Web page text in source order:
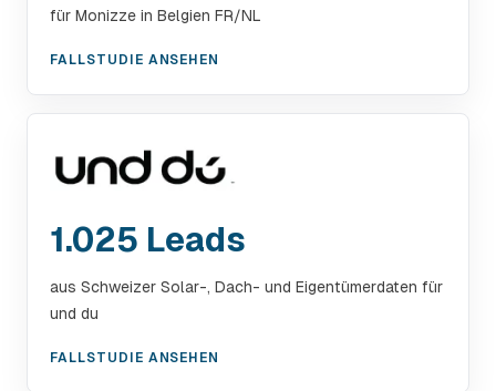
für Monizze in Belgien FR/NL
FALLSTUDIE ANSEHEN
1.025 Leads
aus Schweizer Solar-, Dach- und Eigentümerdaten für
und du
FALLSTUDIE ANSEHEN